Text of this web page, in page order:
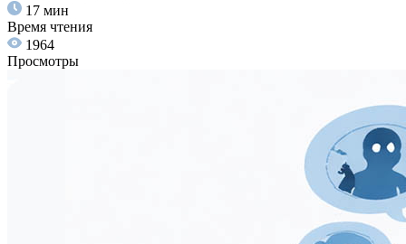
17 мин
Время чтения
1964
Просмотры